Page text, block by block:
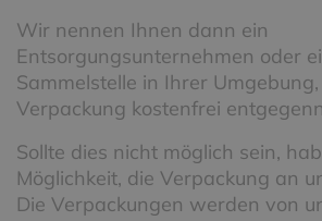
Wir nennen Ihnen dann ein
Entsorgungsunternehmen oder
Sammelstelle in Ihrer
Verpackung kostenfrei
Sollte dies nicht möglich sein,
Möglichkeit, die Verpackung an
Die Verpackungen werden von